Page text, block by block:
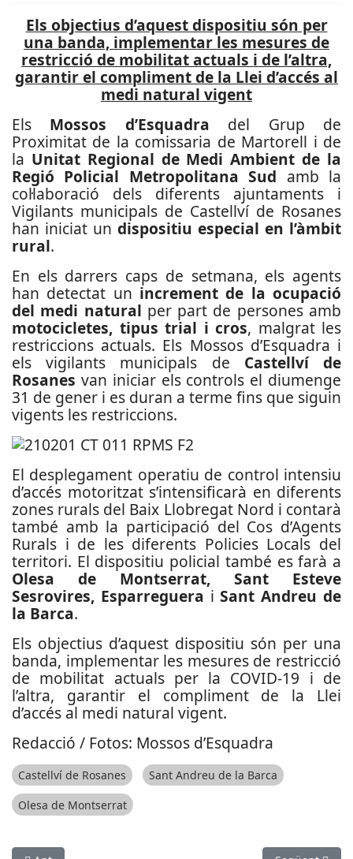
Els objectius d’aquest dispositiu són per
una banda, implementar les mesures de
restricció de mobilitat actuals i de l’altra,
garantir el compliment de la Llei d’accés al
medi natural vigent
Els Mossos d’Esquadra del Grup de
Proximitat de la comissaria de Martorell i de
la Unitat Regional de Medi Ambient de la
Regió Policial Metropolitana Sud amb la
col·laboració dels diferents ajuntaments i
Vigilants municipals de Castellví de Rosanes
han iniciat un dispositiu especial en l’àmbit
rural.
En els darrers caps de setmana, els agents
han detectat un increment de la ocupació
del medi natural per part de persones amb
motocicletes, tipus trial i cros, malgrat les
restriccions actuals. Els Mossos d’Esquadra i
els vigilants municipals de Castellví de
Rosanes van iniciar els controls el diumenge
31 de gener i es duran a terme fins que siguin
vigents les restriccions.
El desplegament operatiu de control intensiu
d’accés motoritzat s’intensificarà en diferents
zones rurals del Baix Llobregat Nord i contarà
també amb la participació del Cos d’Agents
Rurals i de les diferents Policies Locals del
territori. El dispositiu policial també es farà a
Olesa de Montserrat, Sant Esteve
Sesrovires, Esparreguera iSant Andreu de
la Barca.
Els objectius d’aquest dispositiu són per una
banda, implementar les mesures de restricció
de mobilitat actuals per la COVID-19 i de
l’altra, garantir el compliment de la Llei
d’accés al medi natural vigent.
Redacció / Fotos: Mossos d’Esquadra
Castellví de Rosanes
Sant Andreu de la Barca
Olesa de Montserrat